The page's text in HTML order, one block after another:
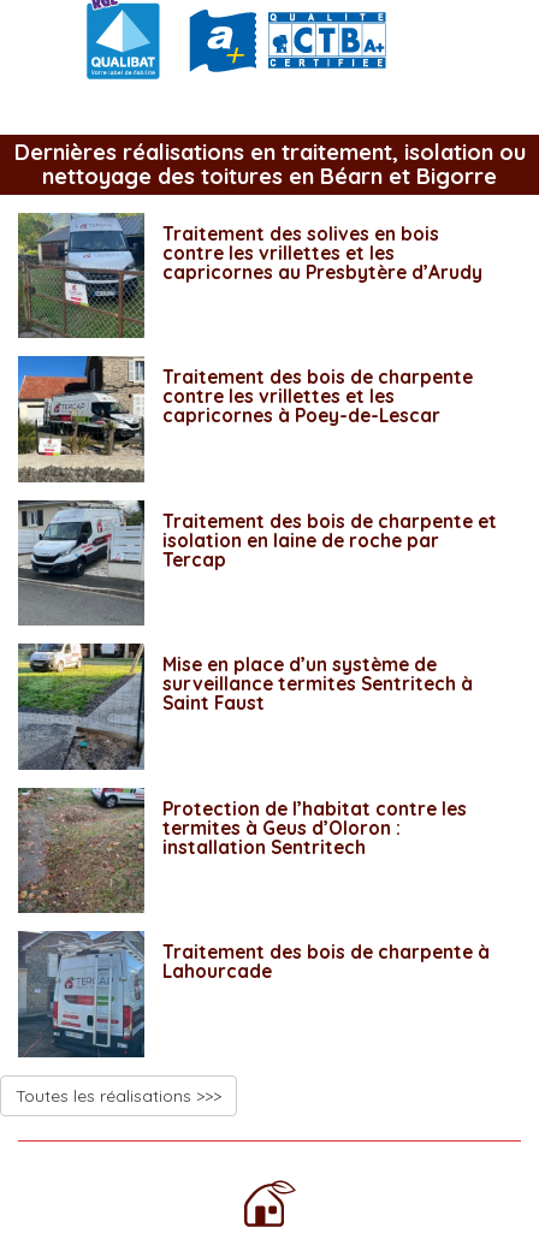
Dernières réalisations en traitement, isolation ou
nettoyage des toitures en Béarn et Bigorre
Traitement des solives en bois
contre les vrillettes et les
capricornes au Presbytère d’Arudy
Traitement des bois de charpente
contre les vrillettes et les
capricornes à Poey-de-Lescar
Traitement des bois de charpente et
isolation en laine de roche par
Tercap
Mise en place d’un système de
surveillance termites Sentritech à
Saint Faust
Protection de l’habitat contre les
termites à Geus d’Oloron :
installation Sentritech
Traitement des bois de charpente à
Lahourcade
Toutes les réalisations >>>